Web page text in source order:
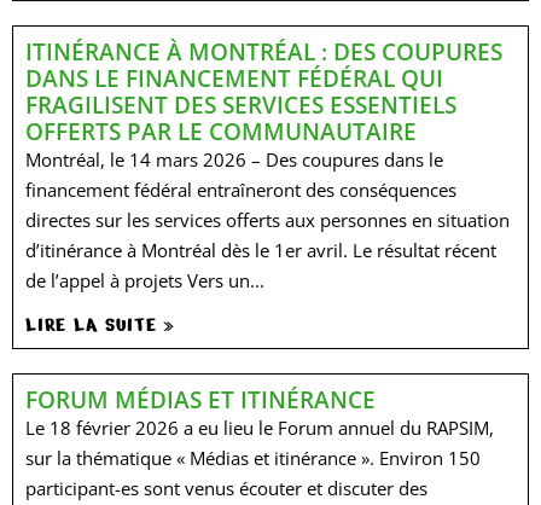
ITINÉRANCE À MONTRÉAL : DES COUPURES
DANS LE FINANCEMENT FÉDÉRAL QUI
FRAGILISENT DES SERVICES ESSENTIELS
OFFERTS PAR LE COMMUNAUTAIRE
Montréal, le 14 mars 2026 – Des coupures dans le
financement fédéral entraîneront des conséquences
directes sur les services offerts aux personnes en situation
d’itinérance à Montréal dès le 1er avril. Le résultat récent
de l’appel à projets Vers un...
LIRE LA SUITE »
FORUM MÉDIAS ET ITINÉRANCE
Le 18 février 2026 a eu lieu le Forum annuel du RAPSIM,
sur la thématique « Médias et itinérance ». Environ 150
participant-es sont venus écouter et discuter des